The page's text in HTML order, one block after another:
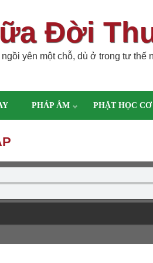
Đời
yên một chỗ, dù ở trong tư
PHÁP ÂM PHẬT HỌC